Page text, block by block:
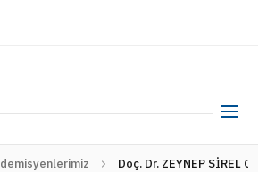
Doç. Dr. ZEYNEP SİREL